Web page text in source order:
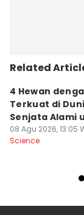
Related
4 Hewan
Terkuat di
Senjata Alami
Berburu!
08 Agu 2026, 13:05
Science